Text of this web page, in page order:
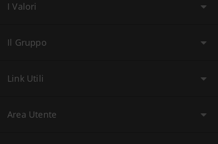
I Valori
Il Gruppo
Link Utili
Area Utente